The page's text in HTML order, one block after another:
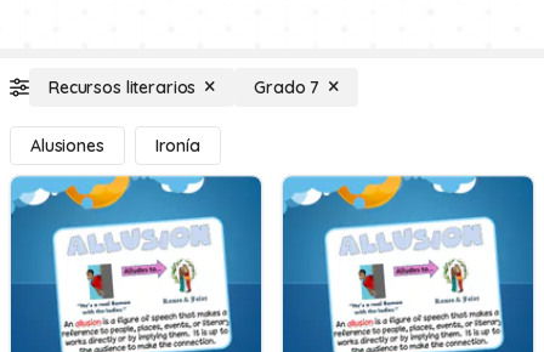
Recursos literarios Grado 7
Alusiones Ironía